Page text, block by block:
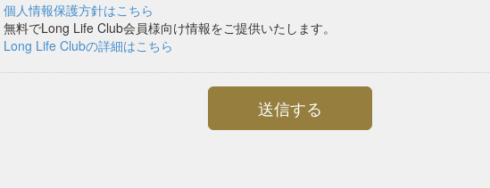
個人情報保護方針はこちら
Long Life Clubの詳細はこちら